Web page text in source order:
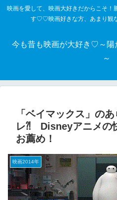
映画を愛して、映画大好きだからこそ！
す♡♡映画好きな方、あまり観
今も昔も映画が大好き♡～陽
～
「ベイマックス」の
レ⁈ Disneyアニメの
お薦め！
映画2014年